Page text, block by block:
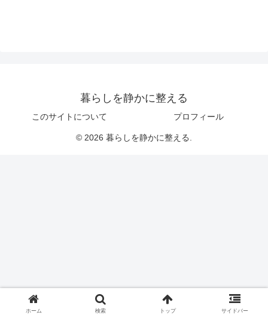
暮らしを静かに整える
このサイトについて プロフィール
© 2026 暮らしを静かに整える.
ホーム 検索 トップ サイドバー